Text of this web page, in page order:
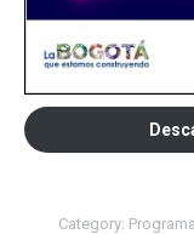
Category: